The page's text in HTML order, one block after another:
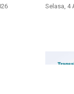
Selasa, 4